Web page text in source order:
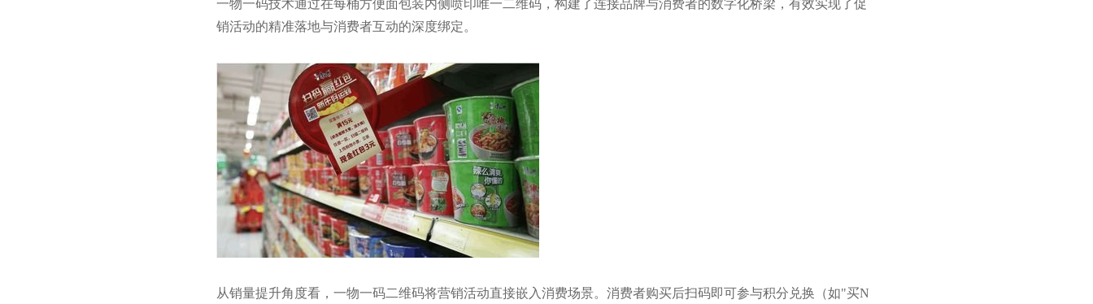
一物一码技术通过在每桶方便面包装内侧喷印唯一二维码，构建了连接品牌与消费者的数字化桥梁，有效实现了促
销活动的精准落地与消费者互动的深度绑定。
从销量提升角度看，一物一码二维码将营销活动直接嵌入消费场景。消费者购买后扫码即可参与积分兑换（如"买N